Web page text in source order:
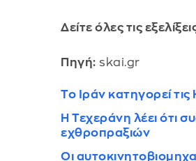
Δείτε όλες τις
Πηγή: skai.gr
Το Ιράν κατηγορεί
Η Τεχεράνη λέει ότι
εχθροπραξιών
Οι